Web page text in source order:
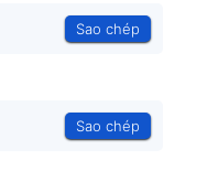
Sao chép
Sao chép